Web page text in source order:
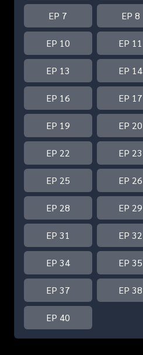
EP 7 EP 8
EP 10 EP 11
EP 13 EP 14
EP 16 EP 17
EP 19 EP 20
EP 22 EP 23
EP 25 EP 26
EP 28 EP 29
EP 31 EP 32
EP 34 EP 35
EP 37 EP 38
EP 40